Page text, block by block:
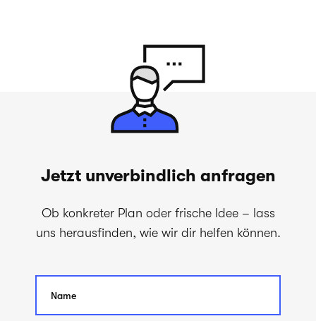
Jetzt unverbindlich anfragen
Ob konkreter Plan oder frische Idee – lass
uns herausfinden, wie wir dir helfen können.